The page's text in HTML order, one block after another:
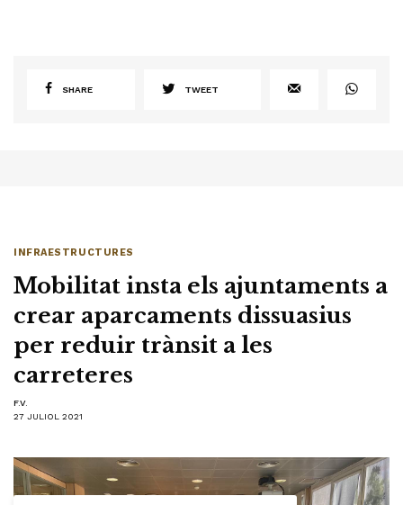
SHARE TWEET
INFRAESTRUCTURES
Mobilitat insta els ajuntaments a
crear aparcaments dissuasius
per reduir trànsit a les
carreteres
F.V.
27 JULIOL 2021